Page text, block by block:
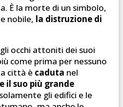
È la morte di un simbolo,
nobile, la distruzione di
occhi attoniti dei suoi
come prima per nessuno
città è caduta nel
il suo più grande
gli edifici e le